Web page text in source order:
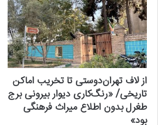
از لاف تهران‌دوستی تا تخریب اماکن
تاریخی/ «رنگ‌کاری دیوار بیرونی برج
طغرل بدون اطلاع میراث فرهنگی
بود»